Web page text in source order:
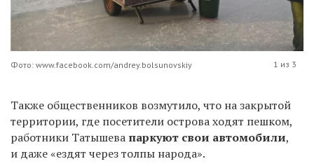
Фото: www.facebook.com/andrey.bolsunovskiy 1 из 3
Также общественников возмутило, что на закрытой
территории, где посетители острова ходят пешком,
работники Татышева паркуют свои автомобили,
и даже «ездят через толпы народа».